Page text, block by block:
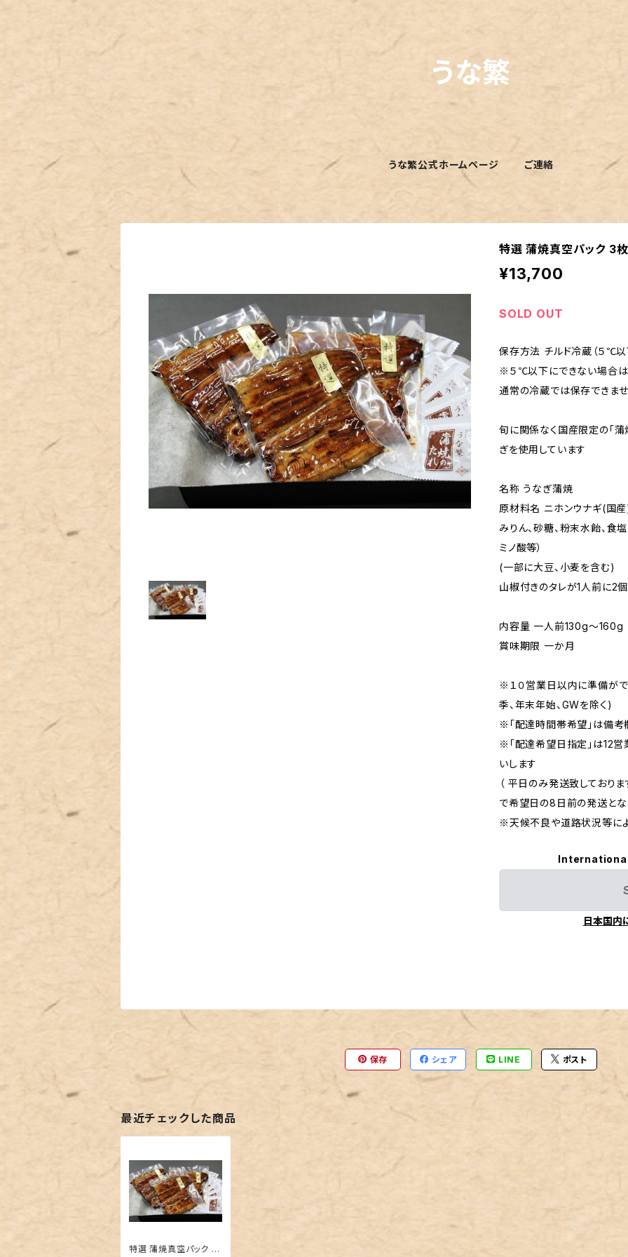
うな繁
うな繁公式ホームページ ご連絡
特選 蒲焼真空パック 3
¥13,700
SOLD OUT
保存方法 チルド冷蔵（５℃以
※５℃以下にできない場合は
通常の冷蔵では保存できま
旬に関係なく国産限定の「
ぎを使用しています
名称 うなぎ蒲焼
原材料名 ニホンウナギ(国産
みりん、砂糖、粉末水飴、食
ミノ酸等）
(一部に大豆、小麦を含む)
山椒付きのタレが1人前に2
内容量 一人前130g～
賞味期限 一か月
※１０営業日以内に準備が
季、年末年始、GWを除く)
※「配達時間帯希望」は備考
※「配達希望日指定」は12
いします
（ 平日のみ発送致しており
で希望日の8日前の発送とな
※天候不良や道路状況等に
日本国内
保存 シェア LINE ポスト
最近チェックした商品
特選 蒲焼真空パック 3